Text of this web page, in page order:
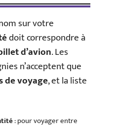
sur votre
doit correspondre à
d’avion. Les
n’acceptent que
de voyage, et la liste
: pour voyager entre